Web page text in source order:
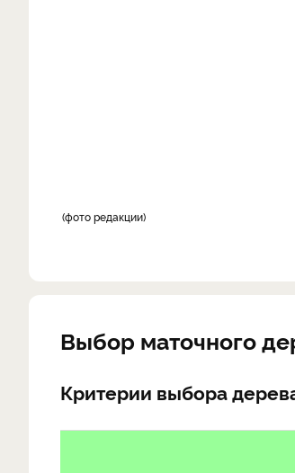
фото редакции
Выбор маточного
Критерии выбора